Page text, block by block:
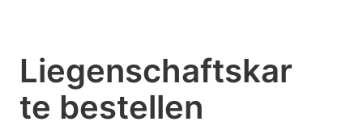
Liegenschaftskar
te bestellen